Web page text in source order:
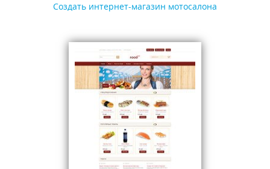
Создать интернет-магазин мотосалона